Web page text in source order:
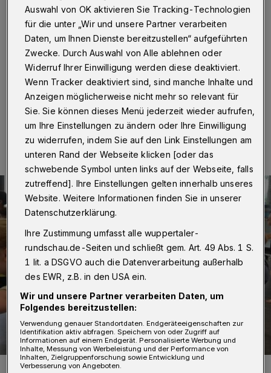
Wuppertal·Auch in diesem Jahr konnten Kids im
Rahmen des Wuppertaler Kulturrucksacks in den ersten
beiden Ferienwochen kreativ sein. Tanzen, Theater
spielen oder Musik machen — das Angebot war
vielfältig.
21.07.2016 , 15:30 Uhr Eine Minute Lesezeit
Das Foto entstand beim Workshop „Einfach tanzen“.
Auswahl von OK aktivieren Sie Tracking-Technologien
für die unter „Wir und unsere Partner verarbeiten
Daten, um Ihnen Dienste bereitzustellen“ aufgeführten
Zwecke. Durch Auswahl von Alle ablehnen oder
Widerruf Ihrer Einwilligung werden diese deaktiviert.
Wenn Tracker deaktiviert sind, sind manche Inhalte und
Anzeigen möglicherweise nicht mehr so relevant für
Sie. Sie können dieses Menü jederzeit wieder aufrufen,
um Ihre Einstellungen zu ändern oder Ihre Einwilligung
zu widerrufen, indem Sie auf den Link Einstellungen am
unteren Rand der Webseite klicken [oder das
schwebende Symbol unten links auf der Webseite, falls
zutreffend]. Ihre Einstellungen gelten innerhalb unseres
Website. Weitere Informationen finden Sie in unserer
Datenschutzerklärung.
Ihre Zustimmung umfasst alle wuppertaler-
rundschau.de-Seiten und schließt gem. Art. 49 Abs. 1 S.
1 lit. a DSGVO auch die Datenverarbeitung außerhalb
des EWR, z.B. in den USA ein.
Wir und unsere Partner verarbeiten Daten, um
Folgendes bereitzustellen:
Verwendung genauer Standortdaten. Endgeräteeigenschaften zur
Identifikation aktiv abfragen. Speichern von oder Zugriff auf
Informationen auf einem Endgerät. Personalisierte Werbung und
Inhalte, Messung von Werbeleistung und der Performance von
Inhalten, Zielgruppenforschung sowie Entwicklung und
Verbesserung von Angeboten.